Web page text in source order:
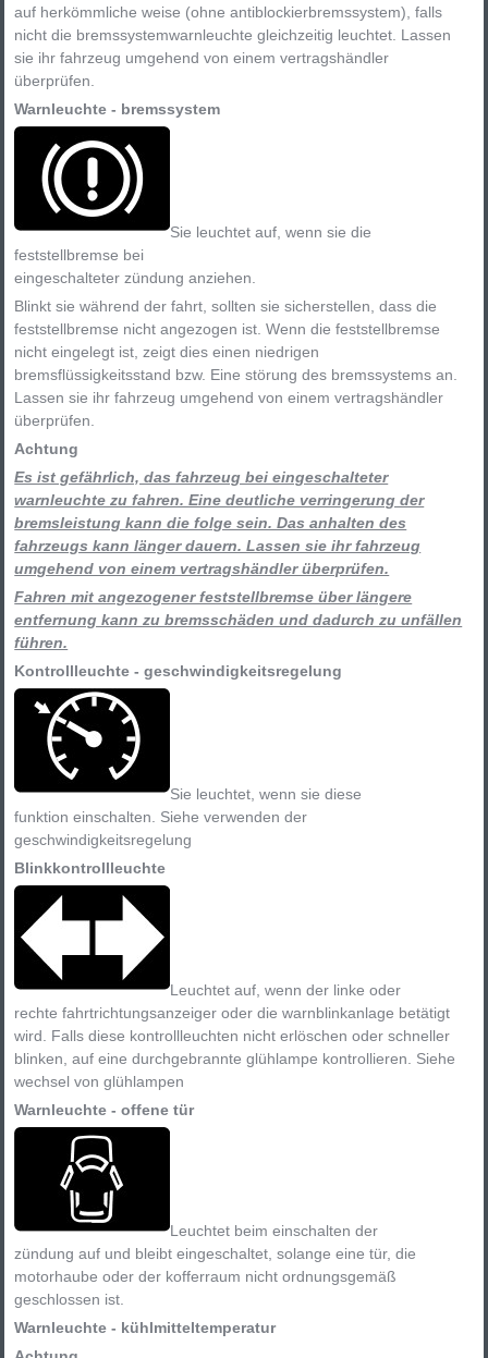
auf herkömmliche weise (ohne antiblockierbremssystem), falls
nicht die bremssystemwarnleuchte gleichzeitig leuchtet. Lassen
sie ihr fahrzeug umgehend von einem vertragshändler
überprüfen.
Warnleuchte - bremssystem
Sie leuchtet auf, wenn sie die
feststellbremse bei
eingeschalteter zündung anziehen.
Blinkt sie während der fahrt, sollten sie sicherstellen, dass die
feststellbremse nicht angezogen ist. Wenn die feststellbremse
nicht eingelegt ist, zeigt dies einen niedrigen
bremsflüssigkeitsstand bzw. Eine störung des bremssystems an.
Lassen sie ihr fahrzeug umgehend von einem vertragshändler
überprüfen.
Achtung
Es ist gefährlich, das fahrzeug bei eingeschalteter
warnleuchte zu fahren. Eine deutliche verringerung der
bremsleistung kann die folge sein. Das anhalten des
fahrzeugs kann länger dauern. Lassen sie ihr fahrzeug
umgehend von einem vertragshändler überprüfen.
Fahren mit angezogener feststellbremse über längere
entfernung kann zu bremsschäden und dadurch zu unfällen
führen.
Kontrollleuchte - geschwindigkeitsregelung
Sie leuchtet, wenn sie diese
funktion einschalten. Siehe verwenden der
geschwindigkeitsregelung
Blinkkontrollleuchte
Leuchtet auf, wenn der linke oder
rechte fahrtrichtungsanzeiger oder die warnblinkanlage betätigt
wird. Falls diese kontrollleuchten nicht erlöschen oder schneller
blinken, auf eine durchgebrannte glühlampe kontrollieren. Siehe
wechsel von glühlampen
Warnleuchte - offene tür
Leuchtet beim einschalten der
zündung auf und bleibt eingeschaltet, solange eine tür, die
motorhaube oder der kofferraum nicht ordnungsgemäß
geschlossen ist.
Warnleuchte - kühlmitteltemperatur